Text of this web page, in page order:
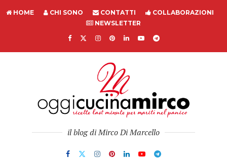
HOME CHI SONO CONTATTI
COLLABORAZIONI
NEWSLETTER
il blog di Mirco Di Marcello